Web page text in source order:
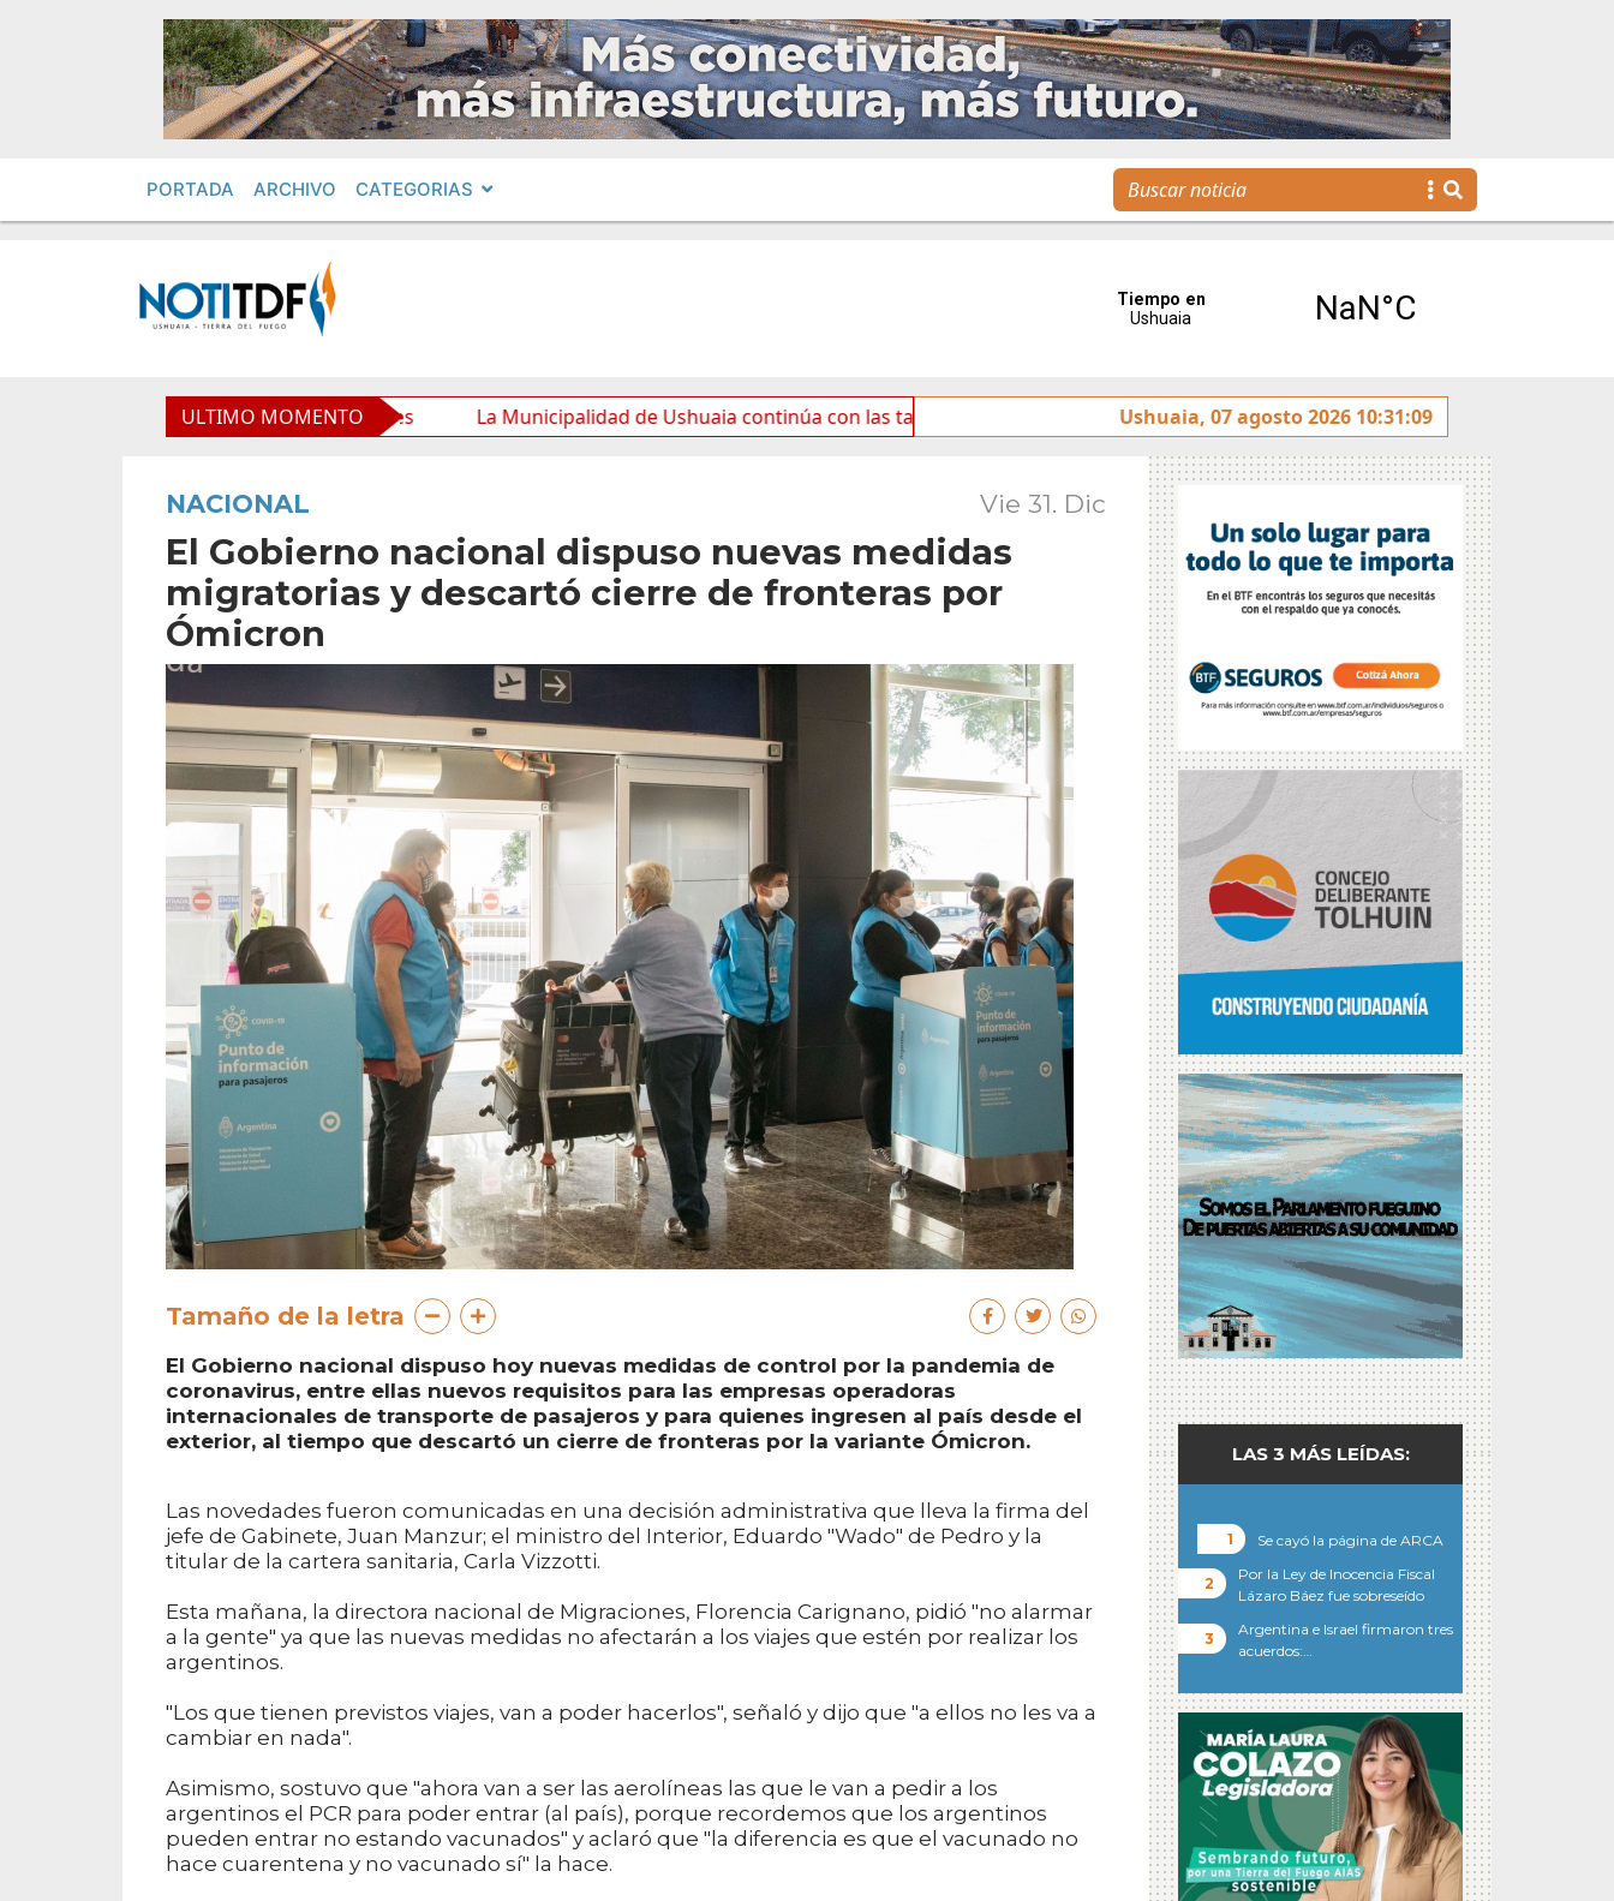
PORTADA ARCHIVO CATEGORIAS
ULTIMO MOMENTO
y mejora sus prestaciones La Municipalidad de Ushuaia continúa con las tareas de mantenimiento y rotulado sobre la avenida Héroes de Malvinas
Ushuaia, 07 agosto 2026 10:31:09
NACIONAL Vie 31. Dic
El Gobierno nacional dispuso nuevas medidas
migratorias y descartó cierre de fronteras por
Ómicron
Tamaño de la letra
El Gobierno nacional dispuso hoy nuevas medidas de control por la pandemia de
coronavirus, entre ellas nuevos requisitos para las empresas operadoras
internacionales de transporte de pasajeros y para quienes ingresen al país desde el
exterior, al tiempo que descartó un cierre de fronteras por la variante Ómicron.
Las novedades fueron comunicadas en una decisión administrativa que lleva la firma del
jefe de Gabinete, Juan Manzur; el ministro del Interior, Eduardo "Wado" de Pedro y la
titular de la cartera sanitaria, Carla Vizzotti.
Esta mañana, la directora nacional de Migraciones, Florencia Carignano, pidió "no alarmar
a la gente" ya que las nuevas medidas no afectarán a los viajes que estén por realizar los
argentinos.
"Los que tienen previstos viajes, van a poder hacerlos", señaló y dijo que "a ellos no les va a
cambiar en nada".
Asimismo, sostuvo que "ahora van a ser las aerolíneas las que le van a pedir a los
argentinos el PCR para poder entrar (al país), porque recordemos que los argentinos
pueden entrar no estando vacunados" y aclaró que "la diferencia es que el vacunado no
hace cuarentena y no vacunado sí" la hace.
LAS 3 MÁS LEÍDAS:
Se cayó la página de ARCA
Por la Ley de Inocencia Fiscal
Lázaro Báez fue sobreseído
Argentina e Israel firmaron tres
acuerdos:…